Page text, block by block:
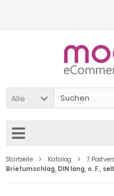
Alle
Startseite Katalog 7.
Briefumschlag, DIN lang, o. F.,